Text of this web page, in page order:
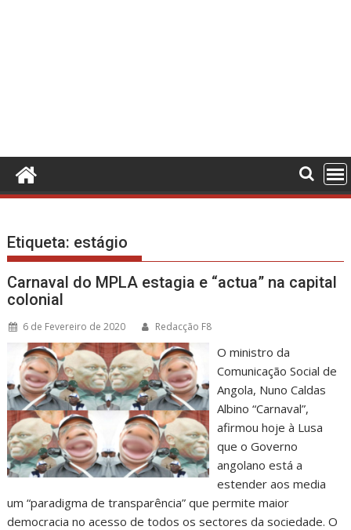
Etiqueta: estágio
Carnaval do MPLA estagia e “actua” na capital
colonial
6 de Fevereiro de 2020 Redacção F8
O ministro da
Comunicação Social de
Angola, Nuno Caldas
Albino “Carnaval”,
afirmou hoje à Lusa
que o Governo
angolano está a
estender aos media
um “paradigma de transparência” que permite maior
democracia no acesso de todos os sectores da sociedade. O